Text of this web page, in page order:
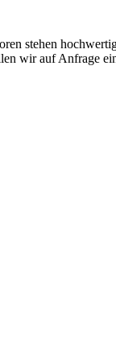
stehen
wir auf Anfrage